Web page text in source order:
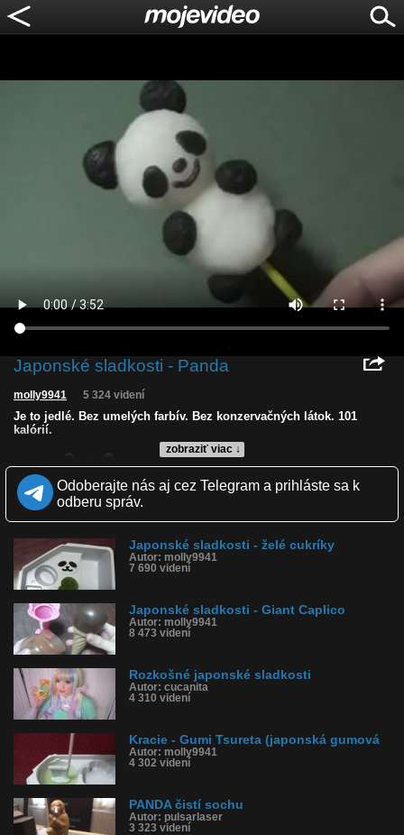
Japonské sladkosti - Panda
zobraziť viac ↓
molly9941 5 324 videní
Je to jedlé. Bez umelých farbív. Bez konzervačných látok. 101
kalórií.
Zverejnené: 9.4.2013 10:54
Páči sa: 86% (7 hlasov)
Obľúbené: 2
Komentárov: 2
Kategória: veda a technika
Tagy: japonské sladkosti, sladkosti, panda
História sledovanosti videa:
Odoberajte nás aj cez Telegram a prihláste sa k
odberu správ.
Japonské sladkosti - želé cukríky
Autor: molly9941
7 690 videní
Japonské sladkosti - Giant Caplico
Autor: molly9941
8 473 videní
Rozkošné japonské sladkosti
Autor: cucanita
4 310 videní
Kracie - Gumi Tsureta (japonská gumová
Autor: molly9941
4 302 videní
PANDA čistí sochu
Autor: pulsarlaser
3 323 videní